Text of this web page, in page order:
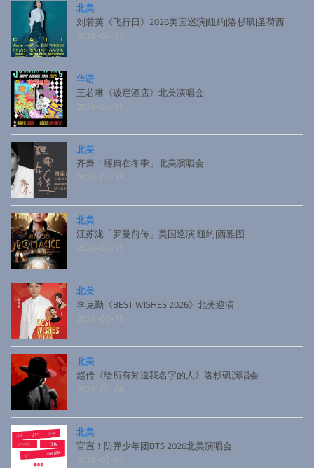
北美
刘若英《飞行日》2026美国巡演|纽约|洛杉矶|圣荷西
2026-04-29
华语
王若琳《破烂酒店》北美演唱会
2026-03-15
北美
齐秦「經典在冬季」北美演唱会
2026-03-15
北美
汪苏泷「罗曼前传」美国巡演|纽约|西雅图
2026-02-15
北美
李克勤《BEST WISHES 2026》北美巡演
2026-02-15
北美
赵传《给所有知道我名字的人》洛杉矶演唱会
2026-02-08
北美
官宣！防弹少年团BTS 2026北美演唱会
2026-02-07